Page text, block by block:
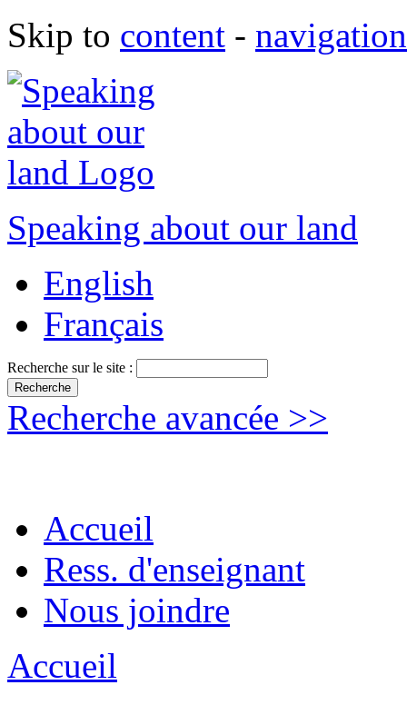
Skip to content - navigation
Speaking about our land
English
Français
Recherche sur le site :
Recherche avancée >>
Accueil
Ress. d'enseignant
Nous joindre
Accueil